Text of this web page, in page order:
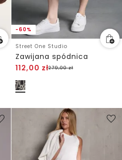
-60%
Street One Studio
Zawijana spódnica
112,00 zł279,00zł